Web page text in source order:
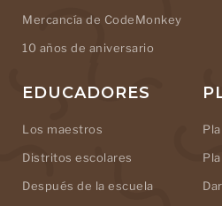
Mercancía de CodeMonkey
10 años de aniversario
EDUCADORES
Los maestros
Distritos escolares
Después de la escuela